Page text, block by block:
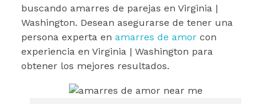
buscando amarres de parejas en Virginia |
Washington. Desean asegurarse de tener una
persona experta en amarres de amor con
experiencia en Virginia | Washington para
obtener los mejores resultados.